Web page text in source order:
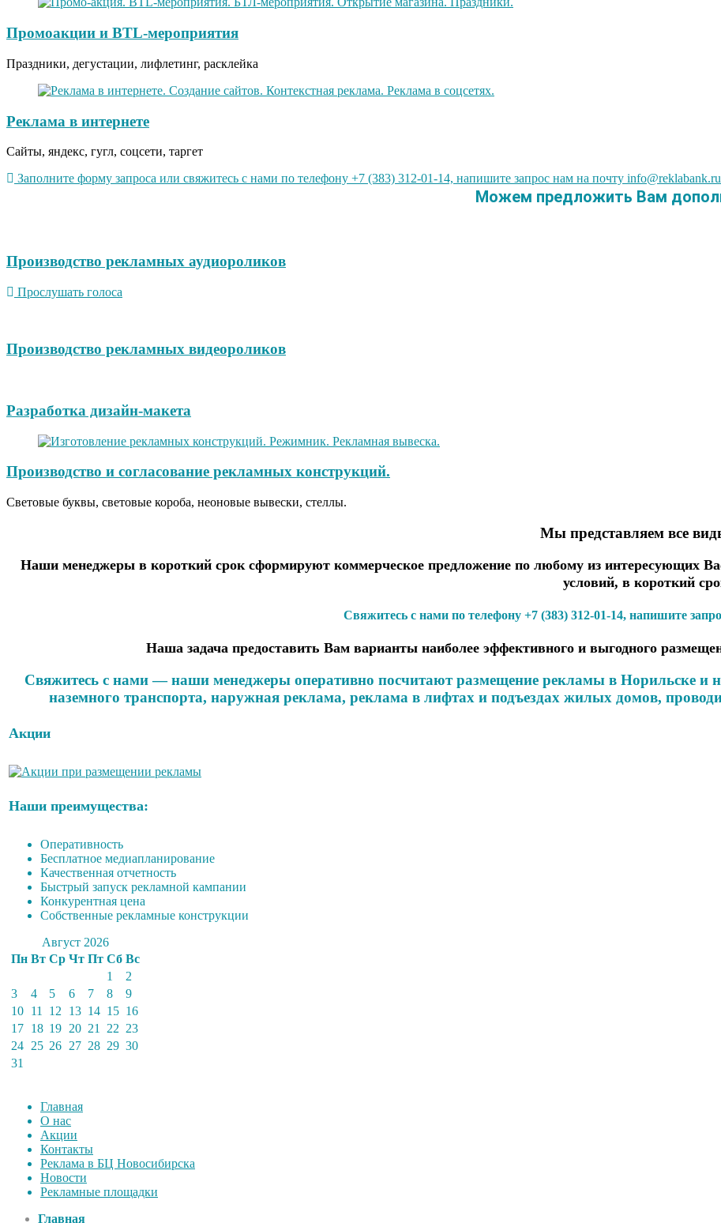
Промоакции и BTL-мероприятия
Праздники, дегустации, лифлетинг, расклейка
Реклама в интернете
Сайты, яндекс, гугл, соцсети, таргет
Заполните форму запроса или свяжитесь с нами по телефону +7 (383) 312-01-14, напишите запрос нам на почту info@reklabank.ru
Можем предложить Вам
Производство рекламных аудиороликов
Прослушать голоса
Производство рекламных видеороликов
Разработка дизайн-макета
Производство и согласование рекламных конструкций.
Световые буквы, световые короба, неоновые вывески, стеллы.
Мы представляем все
Наши менеджеры в короткий срок сформируют коммерческое предложение по любому из интересующих
условий, в короткий
Свяжитесь с нами по телефону +7 (383) 312-01-14, напишите
Наша задача предоставить Вам варианты наиболее эффективного и выгодного
Свяжитесь с нами — наши менеджеры оперативно посчитают размещение рекламы в Норильске
наземного транспорта, наружная реклама, реклама в лифтах и подъездах жилых домов,
Акции
Наши преимущества:
Оперативность
Бесплатное медиапланирование
Качественная отчетность
Быстрый запуск рекламной кампании
Конкурентная цена
Собственные рекламные конструкции
Август 2026
Пн Вт Ср Чт Пт Сб Вс
1
2
3
4 5 6 7 8
9
10 11 12 13 14 15 16
17 18 19 20 21 22 23
24 25 26 27 28 29 30
31
Главная
О нас
Акции
Контакты
Реклама в БЦ Новосибирска
Новости
Рекламные площадки
Главная